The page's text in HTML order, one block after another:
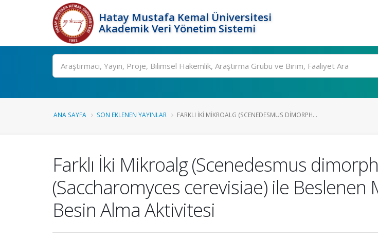
Hatay Mustafa Kemal Üniversitesi
Akademik Veri Yönetim Sistemi
Ara
ANA SAYFA SON EKLENEN YAYINLAR FARKLI İKI MIKROALG (SCENEDESMUS DIMORPH...
Farklı İki Mikroalg (Scenedesmus
(Saccharomyces cerevisiae) ile Beslenen
Besin Alma Aktivitesi